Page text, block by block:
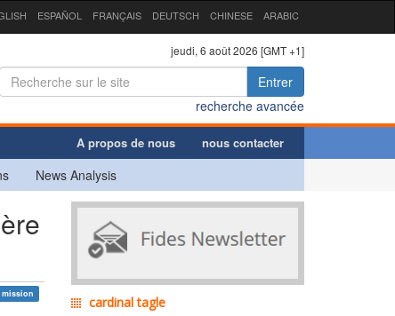
ESPAÑOL FRANÇAIS DEUTSCH CHINESE ARABIC
jeudi, 6 août 2026 [GMT +1]
Entrer
recherche avancée
A propos de nous nous contacter
News Analysis
mission
cardinal tagle